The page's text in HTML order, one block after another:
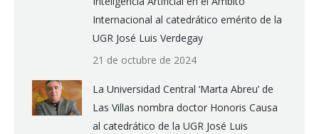
Internacional al catedrático emérito de la
UGR José Luis Verdegay
21 de octubre de 2024
La Universidad Central ‘Marta Abreu’ de
Las Villas nombra doctor Honoris Causa
al catedrático de la UGR José Luis